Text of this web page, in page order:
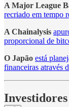
A Major League
recriado em tempo
A Chainalysis
proporcional de
O Japão está
financeiras através